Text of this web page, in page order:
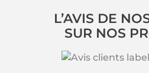
L’AVIS DE
SUR NOS